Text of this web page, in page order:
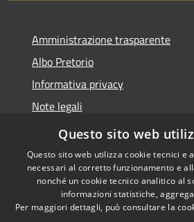
Amministrazione trasparente
Albo Pretorio
Informativa privacy
Note legali
Dichiarazione di accessibilità
Accessibilità
Questo sito web
Questo sito web utilizza cookie tecnici e
necessari al corretto funzionamento e
nonché un cookie tecnico analitico al
informazioni statistiche,
Per maggiori dettagli, può consultare la